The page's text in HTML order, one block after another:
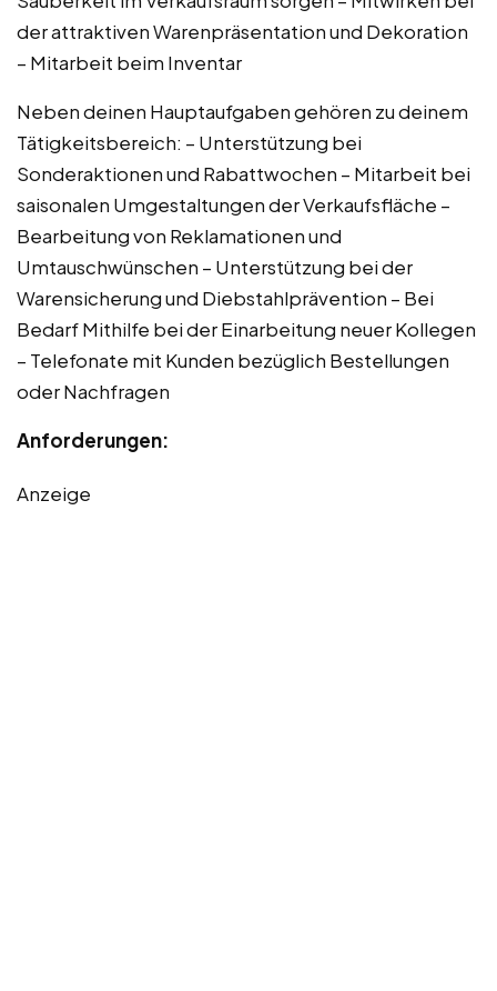
der attraktiven Warenpräsentation und Dekoration
– Mitarbeit beim Inventar
Neben deinen Hauptaufgaben gehören zu deinem
Tätigkeitsbereich: – Unterstützung bei
Sonderaktionen und Rabattwochen – Mitarbeit bei
saisonalen Umgestaltungen der Verkaufsfläche –
Bearbeitung von Reklamationen und
Umtauschwünschen – Unterstützung bei der
Warensicherung und Diebstahlprävention – Bei
Bedarf Mithilfe bei der Einarbeitung neuer Kollegen
– Telefonate mit Kunden bezüglich Bestellungen
oder Nachfragen
Anforderungen:
Anzeige